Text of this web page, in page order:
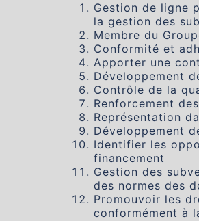
Gestion de ligne
la gestion des
Membre du
Conformité et
Apporter une
Développement
Contrôle de la
Renforcement
Représentation
Développement
Identifier les
financement
Gestion des
des normes des
Promouvoir les
conformément à